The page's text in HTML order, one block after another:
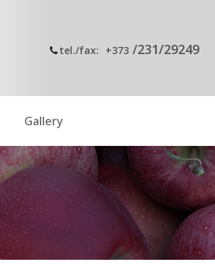
tel./fax: +373 /231/29249
Gallery